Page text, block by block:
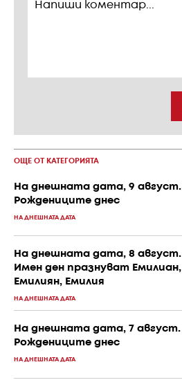
ОЩЕ ОТ КАТЕГОРИЯТА
На днешната дата, 9 август.
Рождениците днес
НА ДНЕШНАТА ДАТА
На днешната дата, 8 август.
Имен ден празнуват Емилиан,
Емилиян, Емилия
НА ДНЕШНАТА ДАТА
На днешната дата, 7 август.
Рождениците днес
НА ДНЕШНАТА ДАТА